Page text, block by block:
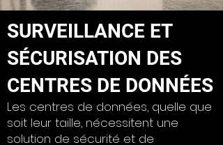
SURVEILLANCE ET
SÉCURISATION DES
CENTRES DE DONNÉES
Les centres de données, quelle que
soit leur taille, nécessitent une
solution de sécurité et de